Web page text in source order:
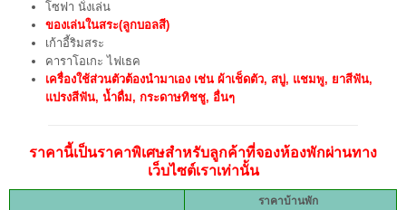
โซฟา นั่งเล่น
ของเล่นในสระ(ลูกบอลสี)
เก้าอี้ริมสระ
คาราโอเกะ ไฟเธค
เครื่องใช้ส่วนตัวต้องนำมาเอง เช่น ผ้าเช็ดตัว, สบู่, แชมพู, ยาสีฟัน,
แปรงสีฟัน, น้ำดื่ม, กระดาษทิชชู, อื่นๆ
ราคานี้เป็นราคาพิเศษสำหรับลูกค้าที่จองห้องพักผ่านทาง
เว็บไซต์เราเท่านั้น
ราคาบ้านพัก